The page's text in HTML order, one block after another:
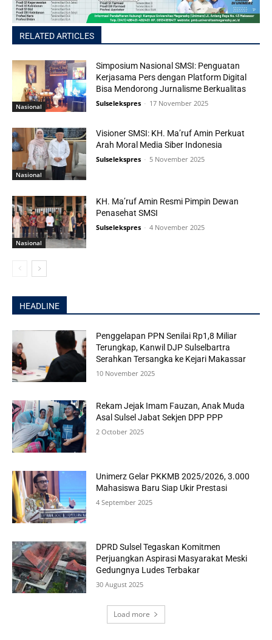
RELATED ARTICLES
Nasional
Simposium Nasional SMSI: Penguatan
Kerjasama Pers dengan Platform Digital
Bisa Mendorong Jurnalisme Berkualitas
Sulselekspres - 17 November 2025
Nasional
Visioner SMSI: KH. Ma’ruf Amin Perkuat
Arah Moral Media Siber Indonesia
Sulselekspres - 5 November 2025
Nasional
KH. Ma’ruf Amin Resmi Pimpin Dewan
Penasehat SMSI
Sulselekspres - 4 November 2025
HEADLINE
Penggelapan PPN Senilai Rp1,8 Miliar
Terungkap, Kanwil DJP Sulselbartra
Serahkan Tersangka ke Kejari Makassar
10 November 2025
Rekam Jejak Imam Fauzan, Anak Muda
Asal Sulsel Jabat Sekjen DPP PPP
2 October 2025
Unimerz Gelar PKKMB 2025/2026, 3.000
Mahasiswa Baru Siap Ukir Prestasi
4 September 2025
DPRD Sulsel Tegaskan Komitmen
Perjuangkan Aspirasi Masyarakat Meski
Gedungnya Ludes Terbakar
30 August 2025
Load more